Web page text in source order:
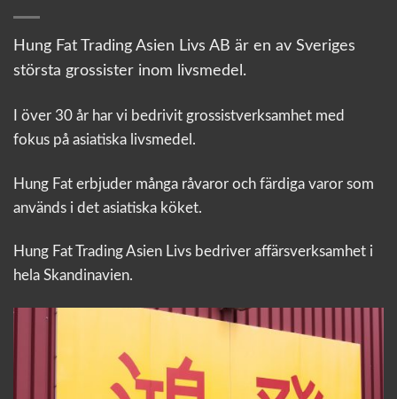
Hung Fat Trading Asien Livs AB är en av Sveriges
största grossister inom livsmedel.
I över 30 år har vi bedrivit grossistverksamhet med
fokus på asiatiska livsmedel.
Hung Fat erbjuder många råvaror och färdiga varor som
används i det asiatiska köket.
Hung Fat Trading Asien Livs bedriver affärsverksamhet i
hela Skandinavien.